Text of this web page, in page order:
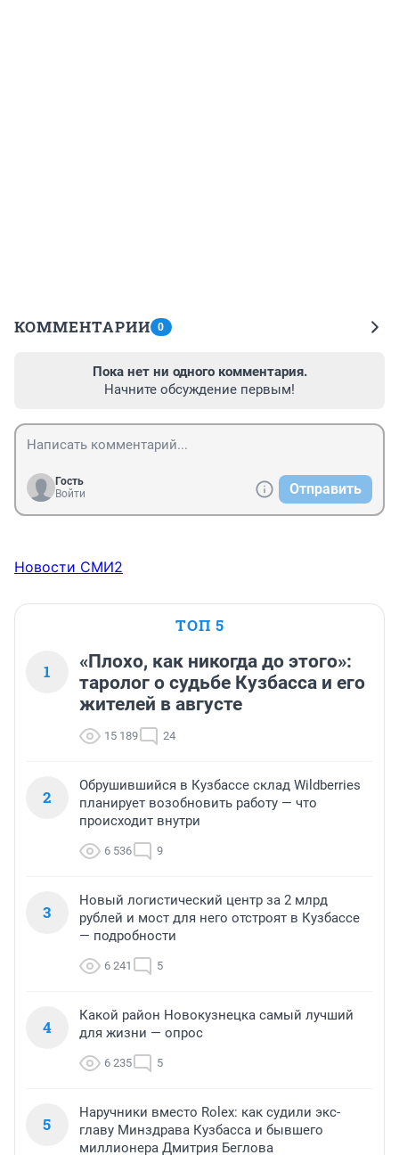
КОММЕНТАРИИ 0
Пока нет ни одного комментария.
Начните обсуждение первым!
Гость
Войти
Отправить
Новости СМИ2
ТОП 5
1
«Плохо, как никогда до этого»:
таролог о судьбе Кузбасса и его
жителей в августе
15 189 24
2
Обрушившийся в Кузбассе склад Wildberries
планирует возобновить работу — что
происходит внутри
6 536 9
3
Новый логистический центр за 2 млрд
рублей и мост для него отстроят в Кузбассе
— подробности
6 241 5
4
Какой район Новокузнецка самый лучший
для жизни — опрос
6 235 5
5
Наручники вместо Rolex: как судили экс-
главу Минздрава Кузбасса и бывшего
миллионера Дмитрия Беглова